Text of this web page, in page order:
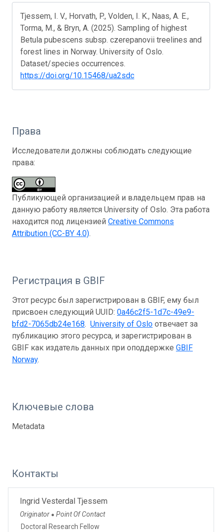
Tjessem, I. V., Horvath, P., Volden, I. K., Naas, A. E.,
Torma, M., & Bryn, A. (2025). Sampling of highest
Betula pubescens subsp. czerepanovii treelines and
forest lines in Norway. University of Oslo.
Dataset/species occurrences.
https://doi.org/10.15468/ua2sdc
Права
Исследователи должны соблюдать следующие
права:
Публикующей организацией и владельцем прав на
данную работу является University of Oslo. Эта работа
находится под лицензией Creative Commons
Attribution (CC-BY 4.0).
Регистрация в GBIF
Этот ресурс был зарегистрирован в GBIF, ему был
присвоен следующий UUID: 0a46c2f5-1d7c-49e9-
bfd2-7065db24e168. University of Oslo отвечает за
публикацию этого ресурса, и зарегистрирован в
GBIF как издатель данных при оподдержке GBIF
Norway.
Ключевые слова
Metadata
Контакты
Ingrid Vesterdal Tjessem
Originator ● Point Of Contact
Doctoral Research Fellow